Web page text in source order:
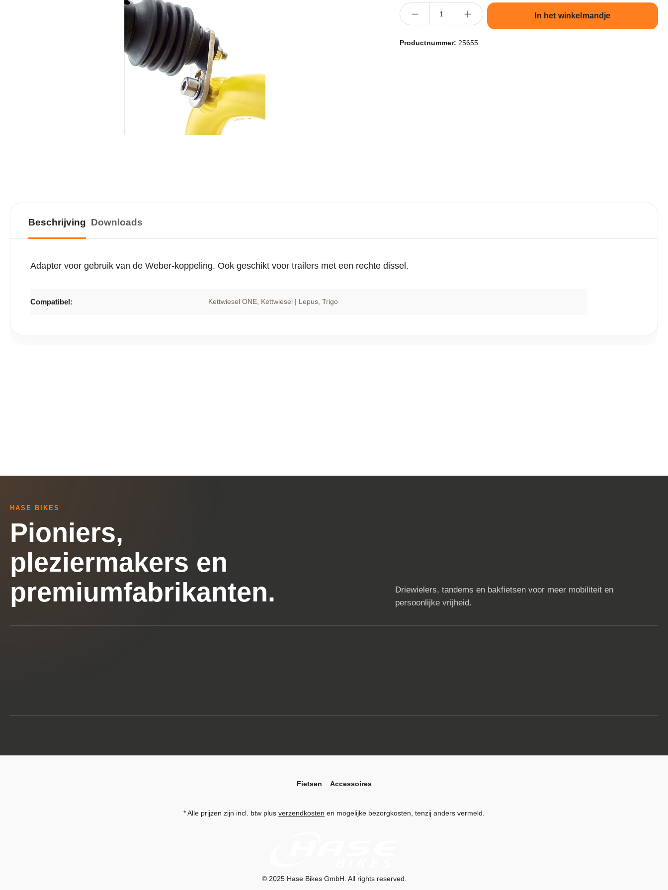
Producthoeveelheid: Voer de gewenste hoeveelheid in of gebruik de knoppen om
In het winkelmandje
Productnummer: 25655
Beschrijving Downloads
Adapter voor gebruik van de Weber-koppeling. Ook geschikt voor trailers met een rechte dissel.
Compatibel: Kettwiesel ONE , Kettwiesel | Lepus , Trigo
HASE BIKES
Pioniers,
pleziermakers en
premiumfabrikanten.
Driewielers, tandems en bakfietsen voor meer mobiliteit en
persoonlijke vrijheid.
Fietsen Accessoires
* Alle prijzen zijn incl. btw plus verzendkosten en mogelijke bezorgkosten, tenzij anders vermeld.
© 2025 Hase Bikes GmbH. All rights reserved.